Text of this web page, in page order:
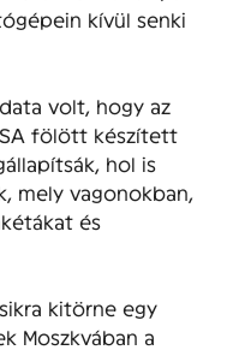
kívül senki
volt, hogy az
fölött készített
hol is
mely vagonokban,
és
kitörne egy
Moszkvában a